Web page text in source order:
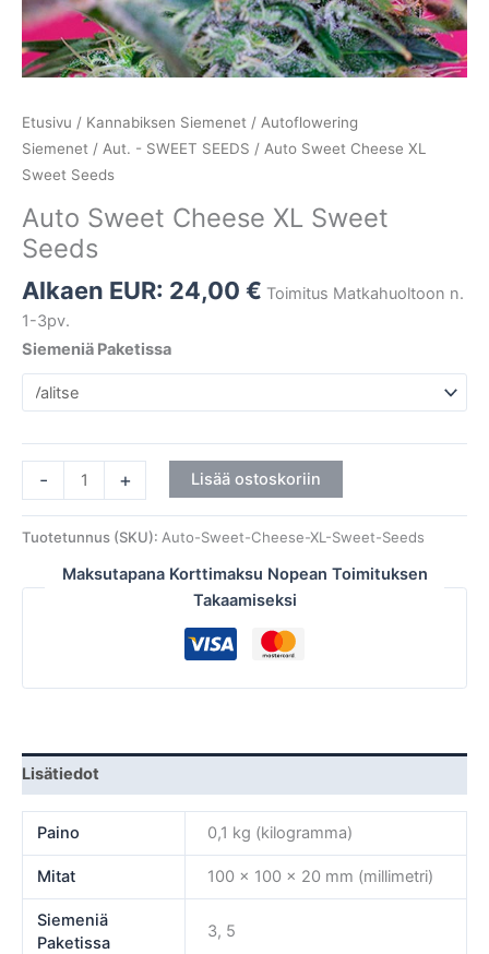
Etusivu / Kannabiksen Siemenet / Autoflowering
Siemenet / Aut. - SWEET SEEDS / Auto Sweet Cheese XL
Sweet Seeds
Auto Sweet Cheese XL Sweet
Seeds
Alkaen EUR: 24,00 € Toimitus Matkahuoltoon n.
1-3pv.
Siemeniä Paketissa
- + Lisää ostoskoriin
Tuotetunnus (SKU): Auto-Sweet-Cheese-XL-Sweet-Seeds
Maksutapana Korttimaksu Nopean Toimituksen
Takaamiseksi
Lisätiedot
Paino 0,1 kg (kilogramma)
Mitat 100 × 100 × 20 mm (millimetri)
Siemeniä
Paketissa
3, 5